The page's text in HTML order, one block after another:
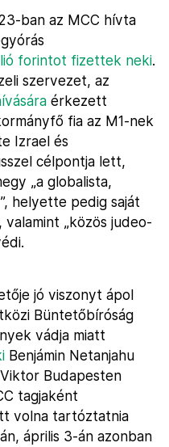
ban az MCC hívta
forintot fizettek neki.
szervezet, az
érkezett
fia az M1-nek
Izrael és
célpontja lett,
„a globalista,
helyette pedig saját
„közös judeo-
jó viszonyt ápol
Büntetőbíróság
vádja miatt
Benjámin Netanjahu
Budapesten
tagjaként
volna tartóztatnia
április 3-án azonban